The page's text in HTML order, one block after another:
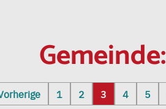
Gemeinde:
1 2 3 4 5